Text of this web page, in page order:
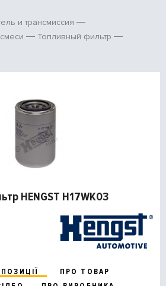
и трансмиссия
Топливный фильтр
HENGST H17WK03
ПРО ТОВАР